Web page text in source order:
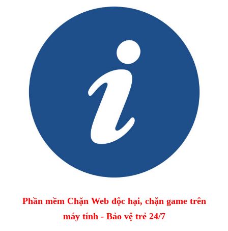
Phần mềm Chặn Web độc hại, chặn game trên
máy tính - Bảo vệ trẻ 24/7